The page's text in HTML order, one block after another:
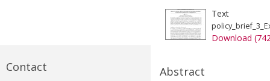
Contact
Text
Download
Abstract